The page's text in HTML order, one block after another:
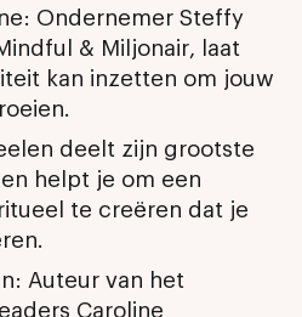
Ondernemer Steffy
& Miljonair, laat
kan inzetten om jouw
deelt zijn grootste
en helpt je om een
te creëren dat je
Auteur van het
Caroline